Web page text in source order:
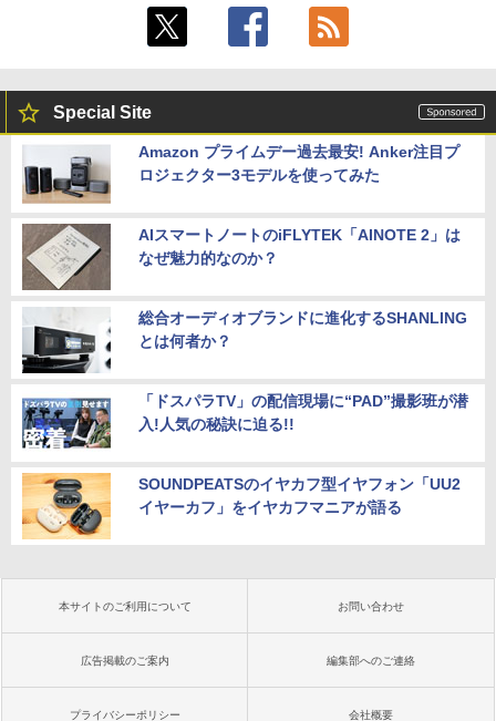
Special Site
Amazon プライムデー過去最安! Anker注目プ
ロジェクター3モデルを使ってみた
AIスマートノートのiFLYTEK「AINOTE 2」は
なぜ魅力的なのか？
総合オーディオブランドに進化するSHANLING
とは何者か？
「ドスパラTV」の配信現場に“PAD”撮影班が潜
入!人気の秘訣に迫る!!
SOUNDPEATSのイヤカフ型イヤフォン「UU2
イヤーカフ」をイヤカフマニアが語る
本サイトのご利用について お問い合わせ
広告掲載のご案内 編集部へのご連絡
プライバシーポリシー 会社概要